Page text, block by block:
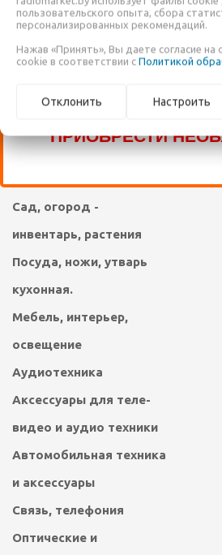
ПРОДАЖЕ ЕЩЁ
НЕ ВНЕСЕНЫ В
ЗВОНИТЕ ПО НАШИМ
ПИШИТЕ В ЧАТ И МЫ
ПРИОБРЕСТИ
и ванны
и дачи
машины
ТЕХНИКА
морозильники
и
машины
Техника для стирки,
обувью
Техника и средства по
гигиена, уход за
Сад, огород -
инвентарь, растения
Посуда, ножи, утварь
кухонная.
Мебель, интерьер,
освещение
Аудиотехника
Аксессуары для теле-
видео и аудио техники
Автомобильная техника
и аксессуары
Связь, телефония
Оптические и
пользовательского опыта, сбора
персонализированных рекомендаций.
Нажав «Принять», Вы даете согласие на
cookie в соответствии с Политикой
Отклонить Настроить